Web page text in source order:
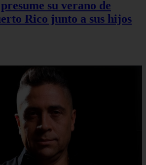
su verano de
Rico junto a sus hijos